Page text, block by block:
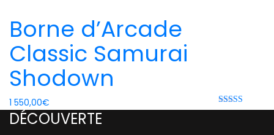
Borne d’Arcade
Classic Samurai
Shodown
Rated 0 out
1 550,00€
DÉCOUVERTE